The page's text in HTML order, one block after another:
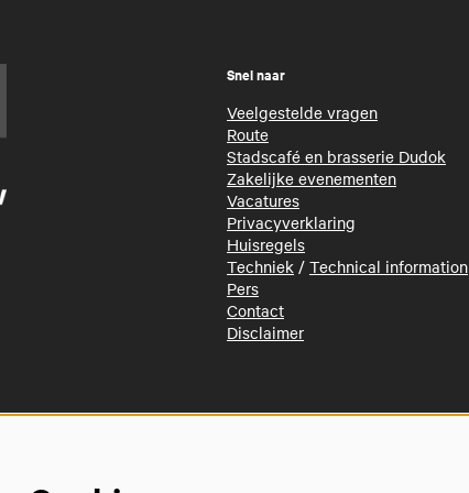
Snel naar
Veelgestelde vragen
Route
Stadscafé en brasserie Dudok
Zakelijke evenementen
Vacatures
Privacyverklaring
Huisregels
Techniek / Technical information
Pers
Contact
Disclaimer